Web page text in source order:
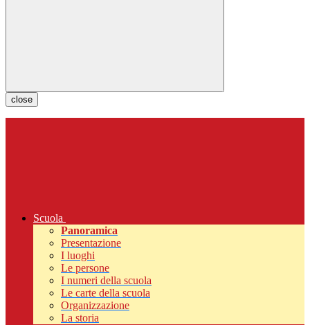
close
Scuola
Panoramica
Presentazione
I luoghi
Le persone
I numeri della scuola
Le carte della scuola
Organizzazione
La storia